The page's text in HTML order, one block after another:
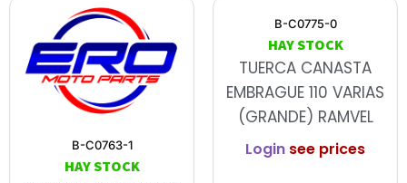
B-C0763-1
HAY STOCK
B-C0775-0
HAY STOCK
TUERCA CANASTA
EMBRAGUE 110 VARIAS
(GRANDE) RAMVEL
Login see prices